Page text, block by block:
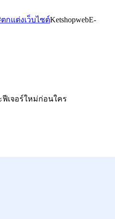
ตกแต่งเว็บไซต์KetshopwebE-
ฟีเจอร์ใหม่ก่อนใคร